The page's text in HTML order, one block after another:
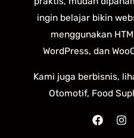
ingin belajar bikin
menggunakan
WordPress, dan
Kami juga berbisnis,
Otomotif, Food